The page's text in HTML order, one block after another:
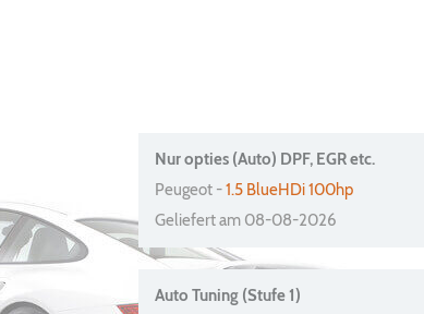
Nur opties (Auto) DPF, EGR etc.
Peugeot -1.5 BlueHDi 100hp
Geliefert am 08-08-2026
Auto Tuning (Stufe 1)